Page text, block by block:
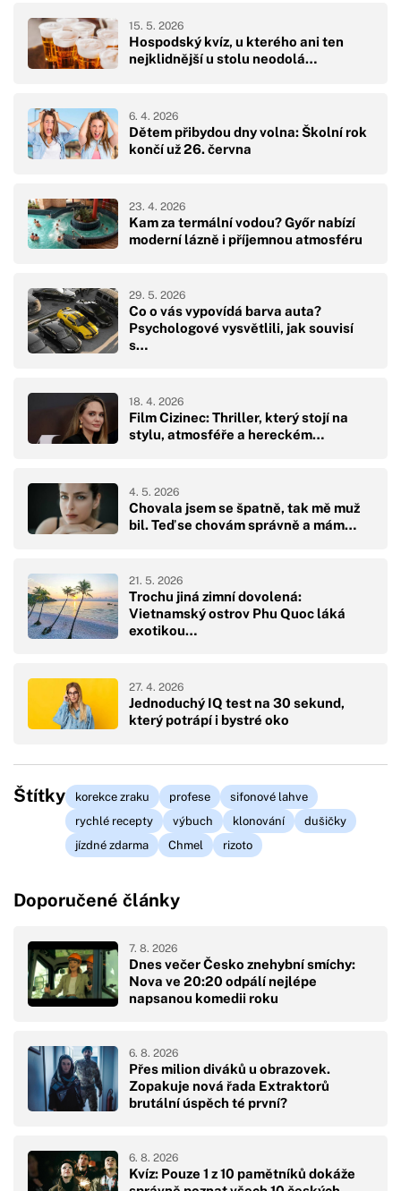
Hospodský kvíz, u kterého ani ten
nejklidnější u stolu neodolá…
15. 5. 2026
Dětem přibydou dny volna: Školní rok
končí už 26. června
6. 4. 2026
Kam za termální vodou? Győr nabízí
moderní lázně i příjemnou atmosféru
23. 4. 2026
Co o vás vypovídá barva auta?
Psychologové vysvětlili, jak souvisí
s…
29. 5. 2026
Film Cizinec: Thriller, který stojí na
stylu, atmosféře a hereckém…
18. 4. 2026
Chovala jsem se špatně, tak mě muž
bil. Teď se chovám správně a mám…
4. 5. 2026
Trochu jiná zimní dovolená:
Vietnamský ostrov Phu Quoc láká
exotikou…
21. 5. 2026
Jednoduchý IQ test na 30 sekund,
který potrápí i bystré oko
27. 4. 2026
Štítky korekce zraku profese
sifonové lahve
rychlé recepty
výbuch klonování
dušičky
jízdné zdarma
Chmel rizoto
Doporučené články
Dnes večer Česko znehybní smíchy:
Nova ve 20:20 odpálí nejlépe
napsanou komedii roku
7. 8. 2026
Přes milion diváků u obrazovek.
Zopakuje nová řada Extraktorů
brutální úspěch té první?
6. 8. 2026
Kvíz: Pouze 1 z 10 pamětníků dokáže
6. 8. 2026